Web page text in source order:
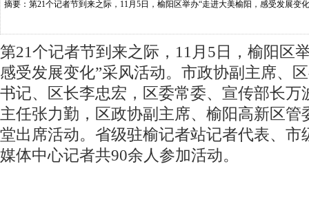
摘要：第21个记者节到来之际，11月5日，榆阳区举办“走进大美榆阳，感受发展变
第21个记者节到来之际，11月5日，榆阳区
感受发展变化”采风活动。市政协副主席、
书记、区长李忠宏，区委常委、宣传部长万
主任张力勤，区政协副主席、榆阳高新区管
堂出席活动。省级驻榆记者站记者代表、市
媒体中心记者共90余人参加活动。